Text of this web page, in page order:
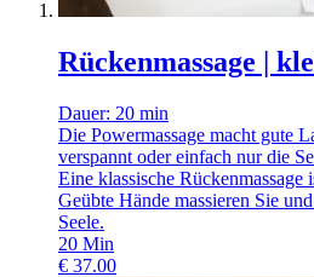
Rückenmassage |
Dauer: 20 min
Die Powermassage macht gute
verspannt oder einfach nur die
Eine klassische Rückenmassage
Geübte Hände massieren Sie
Seele.
20 Min
€ 37.00